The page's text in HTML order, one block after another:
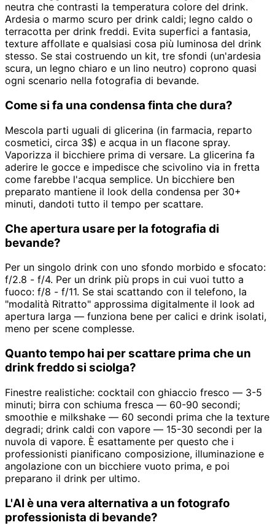
neutra che contrasti la temperatura colore del drink.
Ardesia o marmo scuro per drink caldi; legno caldo o
terracotta per drink freddi. Evita superfici a fantasia,
texture affollate e qualsiasi cosa più luminosa del drink
stesso. Se stai costruendo un kit, tre sfondi (un'ardesia
scura, un legno chiaro e un lino neutro) coprono quasi
ogni scenario nella fotografia di bevande.
Come si fa una condensa finta che dura?
Mescola parti uguali di glicerina (in farmacia, reparto
cosmetici, circa 3$) e acqua in un flacone spray.
Vaporizza il bicchiere prima di versare. La glicerina fa
aderire le gocce e impedisce che scivolino via in fretta
come farebbe l'acqua semplice. Un bicchiere ben
preparato mantiene il look della condensa per 30+
minuti, dandoti tutto il tempo per scattare.
Che apertura usare per la fotografia di
bevande?
Per un singolo drink con uno sfondo morbido e sfocato:
f/2.8 - f/4. Per un drink più props in cui vuoi tutto a
fuoco: f/8 - f/11. Se stai scattando con il telefono, la
"modalità Ritratto" approssima digitalmente il look ad
apertura larga — funziona bene per calici e drink isolati,
meno per scene complesse.
Quanto tempo hai per scattare prima che un
drink freddo si sciolga?
Finestre realistiche: cocktail con ghiaccio fresco — 3-5
minuti; birra con schiuma fresca — 60-90 secondi;
smoothie e milkshake — 60 secondi prima che la texture
degradi; drink caldi con vapore — 15-30 secondi per la
nuvola di vapore. È esattamente per questo che i
professionisti pianificano composizione, illuminazione e
angolazione con un bicchiere vuoto prima, e poi
preparano il drink per ultimo.
L'AI è una vera alternativa a un fotografo
professionista di bevande?